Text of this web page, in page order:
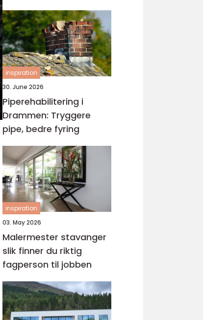
inspiration
30. June 2026
Piperehabilitering i
Drammen: Tryggere
pipe, bedre fyring
inspiration
03. May 2026
Malermester stavanger
slik finner du riktig
fagperson til jobben